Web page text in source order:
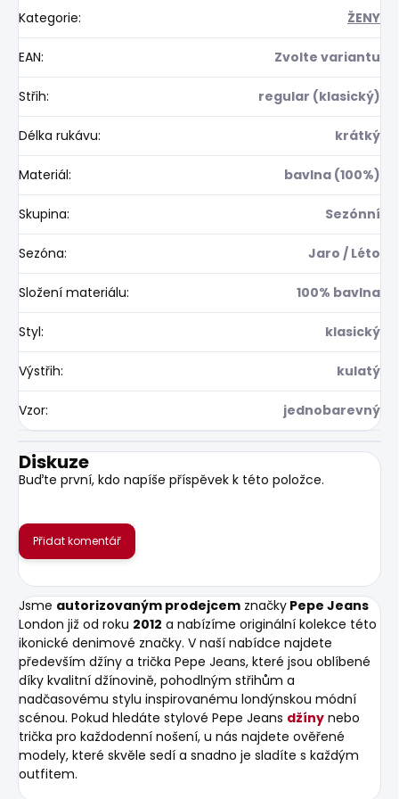
Kategorie: ŽENY
EAN: Zvolte variantu
Střih: regular (klasický)
Délka rukávu: krátký
Materiál: bavlna (100%)
Skupina: Sezónní
Sezóna: Jaro / Léto
Složení materiálu: 100% bavlna
Styl: klasický
Výstřih: kulatý
Vzor: jednobarevný
Diskuze
Buďte první, kdo napíše příspěvek k této položce.
Přidat komentář
Jsme autorizovaným prodejcem značky Pepe Jeans
London již od roku 2012 a nabízíme originální kolekce této
ikonické denimové značky. V naší nabídce najdete
především džíny a trička Pepe Jeans, které jsou oblíbené
díky kvalitní džínovině, pohodlným střihům a
nadčasovému stylu inspirovanému londýnskou módní
scénou. Pokud hledáte stylové Pepe Jeans džíny nebo
trička pro každodenní nošení, u nás najdete ověřené
modely, které skvěle sedí a snadno je sladíte s každým
outfitem.